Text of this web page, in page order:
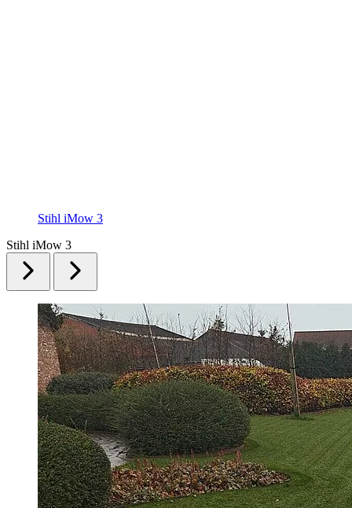
Stihl iMow 3
Stihl iMow 3